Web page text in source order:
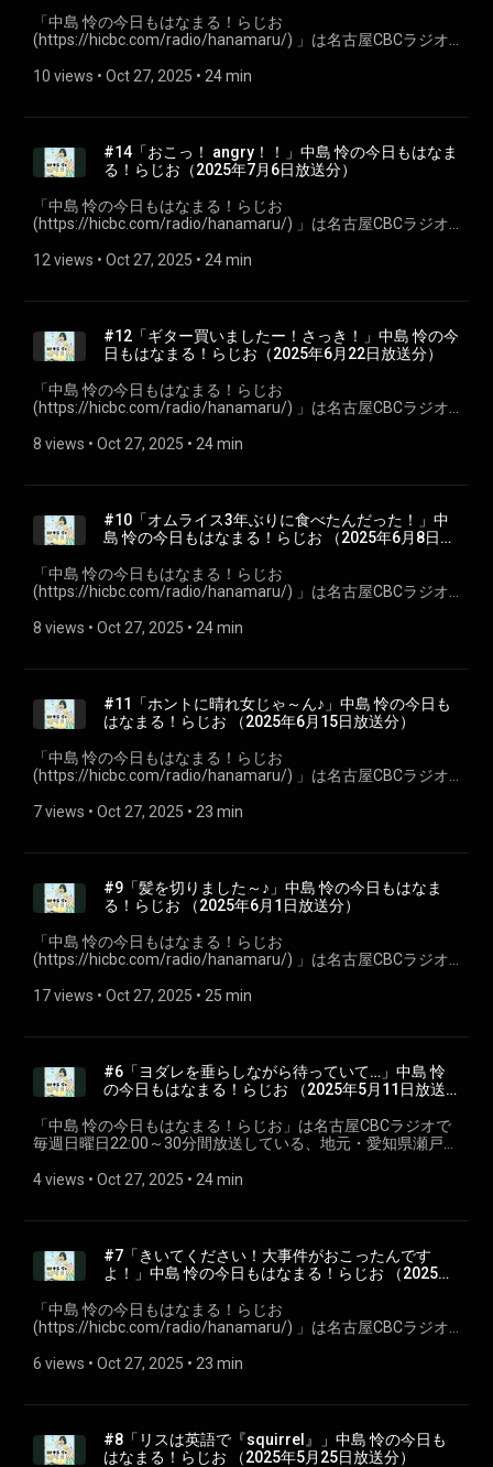
「⁠⁠中島 怜の今日もはなまる！らじお
(https://hicbc.com/radio/hanamaru/) ⁠⁠」は名古屋CBCラジオ
市出身のシンガーソングライター「中島 怜」のラジオ番組で
す。 #CBCラジオ #中島怜 #きょうもはなまる
10 views • Oct 27, 2025 • 24 min
#14「おこっ！ angry！！」中島 怜の今日もはなま
る！らじお⁠⁠（2025年7月6日放送分）
「⁠⁠中島 怜の今日もはなまる！らじお
(https://hicbc.com/radio/hanamaru/) ⁠⁠」は名古屋CBCラジオ
市出身のシンガーソングライター「中島 怜」のラジオ番組で
す。 #CBCラジオ #中島怜 #きょうもはなまる
12 views • Oct 27, 2025 • 24 min
#12「ギター買いましたー！さっき！」中島 怜の今
日もはなまる！らじお⁠⁠（2025年6月22日放送分）
「⁠⁠中島 怜の今日もはなまる！らじお⁠⁠
(https://hicbc.com/radio/hanamaru/) 」は名古屋CBCラジオ
市出身のシンガーソングライター「中島 怜」のラジオ番組で
す。 #CBCラジオ #中島怜 #きょうもはなまる
8 views • Oct 27, 2025 • 24 min
#10「オムライス3年ぶりに食べたんだった！」中
島 怜の今日もはなまる！らじお⁠⁠ （2025年6月8日放
「⁠⁠中島 怜の今日もはなまる！らじお
(https://hicbc.com/radio/hanamaru/) ⁠⁠」は名古屋CBCラジオ
市出身のシンガーソングライター「中島 怜」のラジオ番組で
#CBCラジオ #中島怜 #きょうもはなまる
8 views • Oct 27, 2025 • 24 min
#11「ホントに晴れ女じゃ～ん♪」中島 怜の今日も
はなまる！らじお⁠⁠ （2025年6月15日放送分）
「⁠⁠中島 怜の今日もはなまる！らじお
(https://hicbc.com/radio/hanamaru/) ⁠⁠」は名古屋CBCラジオ
市出身のシンガーソングライター「中島 怜」のラジオ番組で
す。 #CBCラジオ #中島怜 #きょうもはなまる
7 views • Oct 27, 2025 • 23 min
#9「髪を切りました～♪」中島 怜の今日もはなま
る！らじお⁠⁠ （2025年6月1日放送分）
「⁠⁠中島 怜の今日もはなまる！らじお⁠⁠
(https://hicbc.com/radio/hanamaru/) 」は名古屋CBCラジオ
市出身のシンガーソングライター「中島 怜」のラジオ番組で
#CBCラジオ #中島怜 #きょうもはなまる
17 views • Oct 27, 2025 • 25 min
#6「ヨダレを垂らしながら待っていて…」中島 怜
の今日もはなまる！らじお⁠⁠ （2025年5月11日放送
「⁠⁠中島 怜の今日もはなまる！らじお⁠⁠」は名古屋CBCラジオで
毎週日曜日22:00～30分間放送している、地元・愛知県瀬戸市
す。聴いている皆さんが、月曜日からも元気で過ごせるよう
4 views • Oct 27, 2025 • 24 min
#7「きいてください！大事件がおこったんです
よ！」中島 怜の今日もはなまる！らじお⁠⁠ （2025年
「⁠⁠中島 怜の今日もはなまる！らじお
(https://hicbc.com/radio/hanamaru/) ⁠⁠」は名古屋CBCラジオ
市出身のシンガーソングライター「中島 怜」のラジオ番組で
す。 #CBCラジオ #中島怜 #きょうもはなまる
6 views • Oct 27, 2025 • 23 min
#8⁠⁠「リスは英語で『squirrel』」中島 怜の今日も
はなまる！らじお⁠⁠ （2025年5月25日放送分）